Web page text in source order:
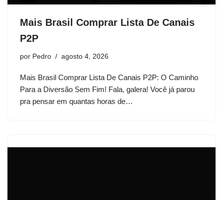
Mais Brasil Comprar Lista De Canais
P2P
por Pedro agosto 4, 2026
Mais Brasil Comprar Lista De Canais P2P: O Caminho
Para a Diversão Sem Fim! Fala, galera! Você já parou
pra pensar em quantas horas de…